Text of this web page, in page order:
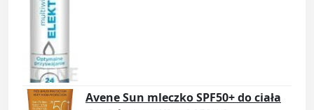
Avene Sun mleczko SPF50+ do ciała